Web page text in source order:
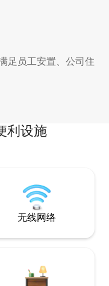
足员工安置、公司住
利设施
无线网络